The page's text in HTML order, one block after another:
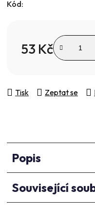
Kód:
53 Kč
Měrná cena:
Tisk Zeptat se
Popis
Související